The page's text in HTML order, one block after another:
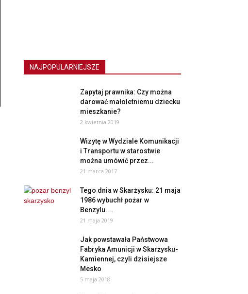
NAJPOPULARNIEJSZE
Zapytaj prawnika: Czy można
darować małoletniemu dziecku
mieszkanie?
2 kwietnia 2019
Wizytę w Wydziale Komunikacji
i Transportu w starostwie
można umówić przez...
21 marca 2017
Tego dnia w Skarżysku: 21 maja
1986 wybuchł pożar w
Benzylu....
21 maja 2019
Jak powstawała Państwowa
Fabryka Amunicji w Skarżysku-
Kamiennej, czyli dzisiejsze
Mesko
5 maja 2018